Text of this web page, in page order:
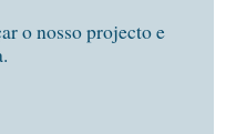
o nosso projecto e